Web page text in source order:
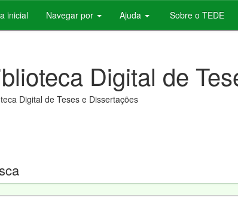
inicial Navegar por Ajuda Sobre o TEDE
Digital de
Digital de Teses e Dissertações